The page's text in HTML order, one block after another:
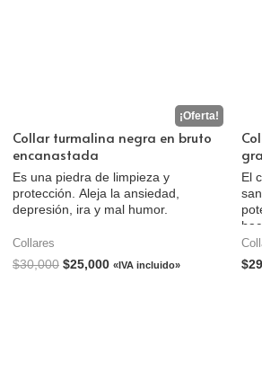
Collar turmalina negra en bruto
encanastada
Es una piedra de limpieza y
protección. Aleja la ansiedad,
depresión, ira y mal humor.
Collares
$30,000 $25,000 «IVA incluido»
El
$